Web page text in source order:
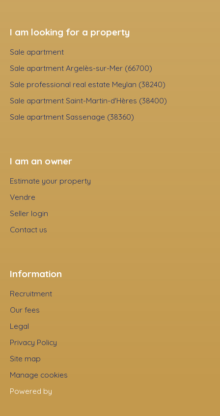
I am looking for a property
Sale apartment
Sale apartment Argelès-sur-Mer (66700)
Sale professional real estate Meylan (38240)
Sale apartment Saint-Martin-d'Hères (38400)
Sale apartment Sassenage (38360)
I am an owner
Estimate your property
Vendre
Seller login
Contact us
Information
Recruitment
Our fees
Legal
Privacy Policy
Site map
Manage cookies
Powered by